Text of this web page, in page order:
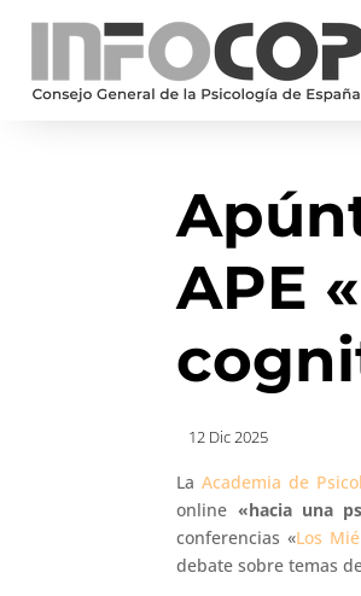
APE
12 Dic 2025
LaAcademia de
online «hacia una
conferencias «Los
debate sobre temas